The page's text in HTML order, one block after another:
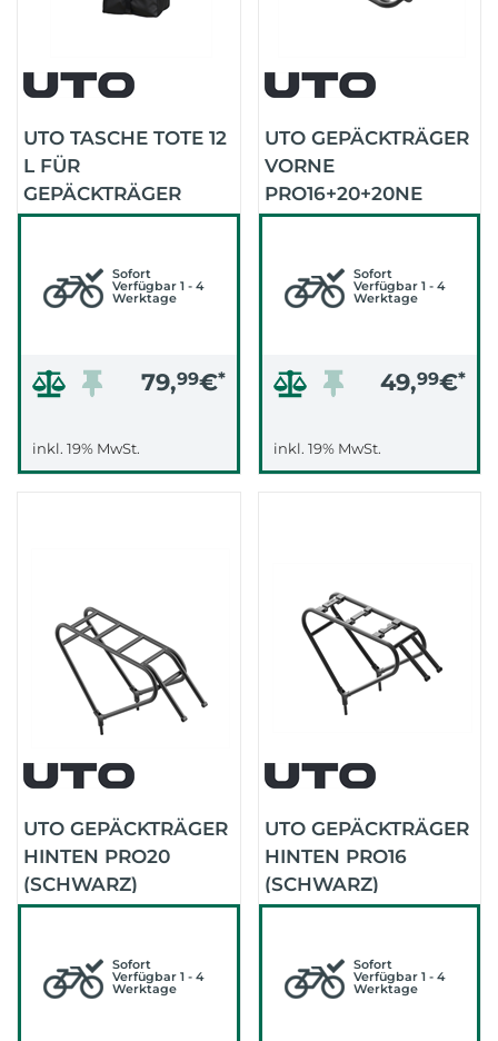
UTO TASCHE TOTE 12
L FÜR
GEPÄCKTRÄGER
VORNE (SCHWARZ)
Sofort
Verfügbar 1 - 4
Werktage
79,99€*
inkl. 19% MwSt.
UTO GEPÄCKTRÄGER
VORNE
PRO16+20+20NE
PIZZA RACK
Sofort
Verfügbar 1 - 4
Werktage
49,99€*
inkl. 19% MwSt.
UTO GEPÄCKTRÄGER
HINTEN PRO20
(SCHWARZ)
Sofort
Verfügbar 1 - 4
Werktage
UTO GEPÄCKTRÄGER
HINTEN PRO16
(SCHWARZ)
Sofort
Verfügbar 1 - 4
Werktage